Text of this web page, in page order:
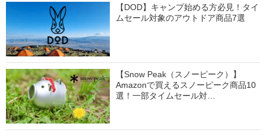
【DOD】キャンプ始める方必見！タイ
ムセール対象のアウトドア商品7選
【Snow Peak（スノーピーク）】
Amazonで買えるスノーピーク商品10
選！一部タイムセール対…